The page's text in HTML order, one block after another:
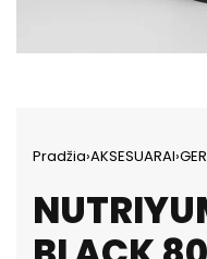
Pradžia›AKSESUARAI›